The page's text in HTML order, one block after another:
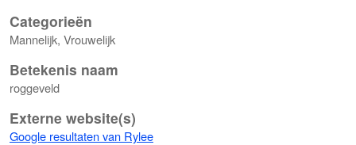
Categorieën
Mannelijk, Vrouwelijk
Betekenis naam
roggeveld
Externe website(s)
Google resultaten van Rylee